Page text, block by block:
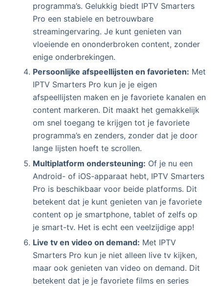
programma’s. Gelukkig biedt IPTV Smarters
Pro een stabiele en betrouwbare
streamingervaring. Je kunt genieten van
vloeiende en ononderbroken content, zonder
enige onderbrekingen.
Persoonlijke afspeellijsten en favorieten: Met
IPTV Smarters Pro kun je je eigen
afspeellijsten maken en je favoriete kanalen en
content markeren. Dit maakt het gemakkelijk
om snel toegang te krijgen tot je favoriete
programma’s en zenders, zonder dat je door
lange lijsten hoeft te scrollen.
Multiplatform ondersteuning: Of je nu een
Android- of iOS-apparaat hebt, IPTV Smarters
Pro is beschikbaar voor beide platforms. Dit
betekent dat je kunt genieten van je favoriete
content op je smartphone, tablet of zelfs op
je smart-tv. Het is echt een veelzijdige app!
Live tv en video on demand: Met IPTV
Smarters Pro kun je niet alleen live tv kijken,
maar ook genieten van video on demand. Dit
betekent dat je je favoriete films en series